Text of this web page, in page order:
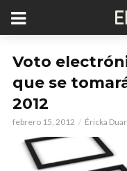
Voto
que se
2012
febrero 15, 2012 Éricka